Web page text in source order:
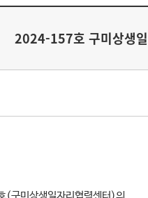
2024-157호 구미상생